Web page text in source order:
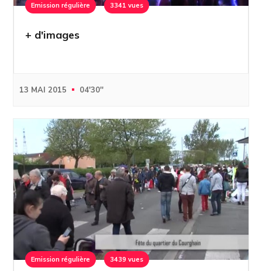
Emission régulière 3341 vues
+ d'images
13 MAI 2015 04'30''
Emission régulière 3439 vues